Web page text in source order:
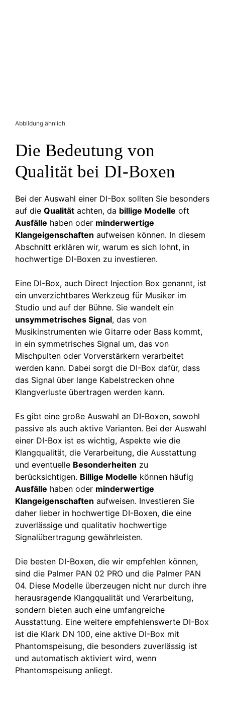
Abbildung ähnlich
Die Bedeutung von
Qualität bei DI-Boxen
Bei der Auswahl einer DI-Box sollten Sie besonders
auf die Qualität achten, da billige Modelle oft
Ausfälle haben oder minderwertige
Klangeigenschaften aufweisen können. In diesem
Abschnitt erklären wir, warum es sich lohnt, in
hochwertige DI-Boxen zu investieren.
Eine DI-Box, auch Direct Injection Box genannt, ist
ein unverzichtbares Werkzeug für Musiker im
Studio und auf der Bühne. Sie wandelt ein
unsymmetrisches Signal, das von
Musikinstrumenten wie Gitarre oder Bass kommt,
in ein symmetrisches Signal um, das von
Mischpulten oder Vorverstärkern verarbeitet
werden kann. Dabei sorgt die DI-Box dafür, dass
das Signal über lange Kabelstrecken ohne
Klangverluste übertragen werden kann.
Es gibt eine große Auswahl an DI-Boxen, sowohl
passive als auch aktive Varianten. Bei der Auswahl
einer DI-Box ist es wichtig, Aspekte wie die
Klangqualität, die Verarbeitung, die Ausstattung
und eventuelle Besonderheiten zu
berücksichtigen. Billige Modelle können häufig
Ausfälle haben oder minderwertige
Klangeigenschaften aufweisen. Investieren Sie
daher lieber in hochwertige DI-Boxen, die eine
zuverlässige und qualitativ hochwertige
Signalübertragung gewährleisten.
Die besten DI-Boxen, die wir empfehlen können,
sind die Palmer PAN 02 PRO und die Palmer PAN
04. Diese Modelle überzeugen nicht nur durch ihre
herausragende Klangqualität und Verarbeitung,
sondern bieten auch eine umfangreiche
Ausstattung. Eine weitere empfehlenswerte DI-Box
ist die Klark DN 100, eine aktive DI-Box mit
Phantomspeisung, die besonders zuverlässig ist
und automatisch aktiviert wird, wenn
Phantomspeisung anliegt.